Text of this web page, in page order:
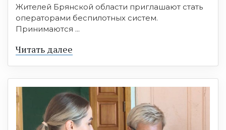
Жителей Брянской области приглашают стать
операторами беспилотных систем.
Принимаются ...
Читать далее